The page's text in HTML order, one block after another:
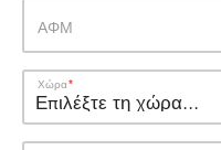
ΑΦΜ
Χώρα